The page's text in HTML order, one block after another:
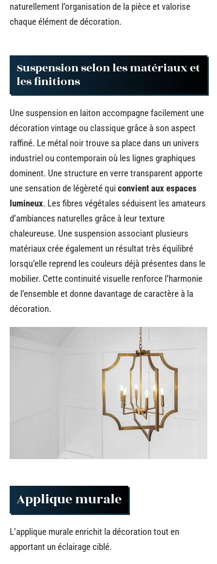
naturellement l’organisation de la pièce et valorise
chaque élément de décoration.
Suspension selon les matériaux et
les finitions
Une suspension en laiton accompagne facilement une
décoration vintage ou classique grâce à son aspect
raffiné. Le métal noir trouve sa place dans un univers
industriel ou contemporain où les lignes graphiques
dominent. Une structure en verre transparent apporte
une sensation de légèreté qui convient aux espaces
lumineux. Les fibres végétales séduisent les amateurs
d’ambiances naturelles grâce à leur texture
chaleureuse. Une suspension associant plusieurs
matériaux crée également un résultat très équilibré
lorsqu’elle reprend les couleurs déjà présentes dans le
mobilier. Cette continuité visuelle renforce l’harmonie
de l’ensemble et donne davantage de caractère à la
décoration.
Applique murale
L’applique murale enrichit la décoration tout en
apportant un éclairage ciblé.